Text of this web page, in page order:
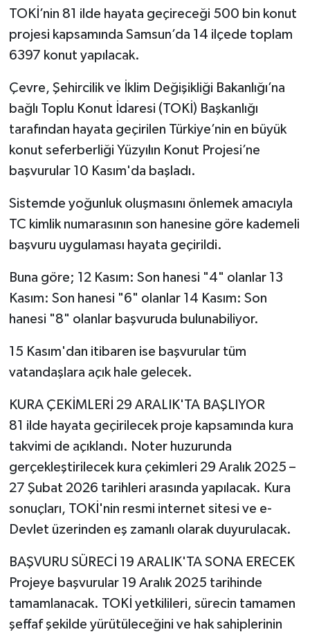
TOKİ’nin 81 ilde hayata geçireceği 500 bin konut
projesi kapsamında Samsun’da 14 ilçede toplam
6397 konut yapılacak.
Çevre, Şehircilik ve İklim Değişikliği Bakanlığı’na
bağlı Toplu Konut İdaresi (TOKİ) Başkanlığı
tarafından hayata geçirilen Türkiye’nin en büyük
konut seferberliği Yüzyılın Konut Projesi’ne
başvurular 10 Kasım'da başladı.
Sistemde yoğunluk oluşmasını önlemek amacıyla
TC kimlik numarasının son hanesine göre kademeli
başvuru uygulaması hayata geçirildi.
Buna göre; 12 Kasım: Son hanesi "4" olanlar 13
Kasım: Son hanesi "6" olanlar 14 Kasım: Son
hanesi "8" olanlar başvuruda bulunabiliyor.
15 Kasım'dan itibaren ise başvurular tüm
vatandaşlara açık hale gelecek.
KURA ÇEKİMLERİ 29 ARALIK'TA BAŞLIYOR
81 ilde hayata geçirilecek proje kapsamında kura
takvimi de açıklandı. Noter huzurunda
gerçekleştirilecek kura çekimleri 29 Aralık 2025 –
27 Şubat 2026 tarihleri arasında yapılacak. Kura
sonuçları, TOKİ'nin resmi internet sitesi ve e-
Devlet üzerinden eş zamanlı olarak duyurulacak.
BAŞVURU SÜRECİ 19 ARALIK'TA SONA ERECEK
Projeye başvurular 19 Aralık 2025 tarihinde
tamamlanacak. TOKİ yetkilileri, sürecin tamamen
şeffaf şekilde yürütüleceğini ve hak sahiplerinin